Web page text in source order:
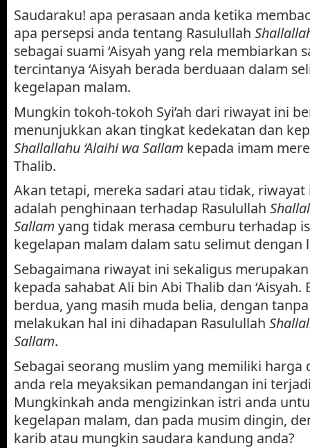
Saudaraku! apa perasaan anda ketika
apa persepsi anda tentang Rasulullah
sebagai suami ‘Aisyah yang rela membiarkan
tercintanya ‘Aisyah berada berduaan dalam
kegelapan malam.
Mungkin tokoh-tokoh Syi’ah dari riwayat ini
menunjukkan akan tingkat kedekatan dan
Shallallahu ‘Alaihi wa Sallam kepada imam
Thalib.
Akan tetapi, mereka sadari atau tidak,
adalah penghinaan terhadap Rasulullah
Sallamyang tidak merasa cemburu terhadap
kegelapan malam dalam satu selimut dengan
Sebagaimana riwayat ini sekaligus
kepada sahabat Ali bin Abi Thalib dan
berdua, yang masih muda belia, dengan
melakukan hal ini dihadapan Rasulullah
Sallam.
Sebagai seorang muslim yang memiliki
anda rela meyaksikan pemandangan ini
Mungkinkah anda mengizinkan istri anda
kegelapan malam, dan pada musim dingin,
karib atau mungkin saudara kandung anda?